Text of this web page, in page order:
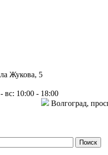
Жукова, 5
вс: 10:00 - 18:00
Волгоград,